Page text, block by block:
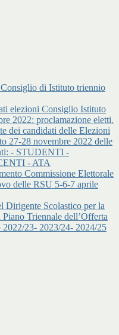
di Istituto triennio
elezioni Consiglio Istituto
2022: proclamazione eletti.
dei candidati delle Elezioni
27-28 novembre 2022 delle
- STUDENTI -
- ATA
Commissione Elettorale
delle RSU 5-6-7 aprile
Dirigente Scolastico per la
Triennale dell’Offerta
23- 2023/24- 2024/25